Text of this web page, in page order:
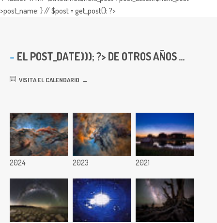
>post_name; } // $post = get_post(); ?>
EL POST_DATE))); ?> DE OTROS AÑOS ...
VISITA EL CALENDARIO
2024 2023 2021